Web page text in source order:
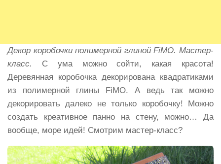
Декор коробочки полимерной глиной FiMO. Мастер-
класс.
С ума можно сойти, какая красота!
Деревянная коробочка декорирована квадратиками
из полимерной глины FiMO. А ведь так можно
декорировать далеко не только коробочку! Можно
создать креативное панно на стену, можно… Да
вообще, море идей! Смотрим мастер-класс?